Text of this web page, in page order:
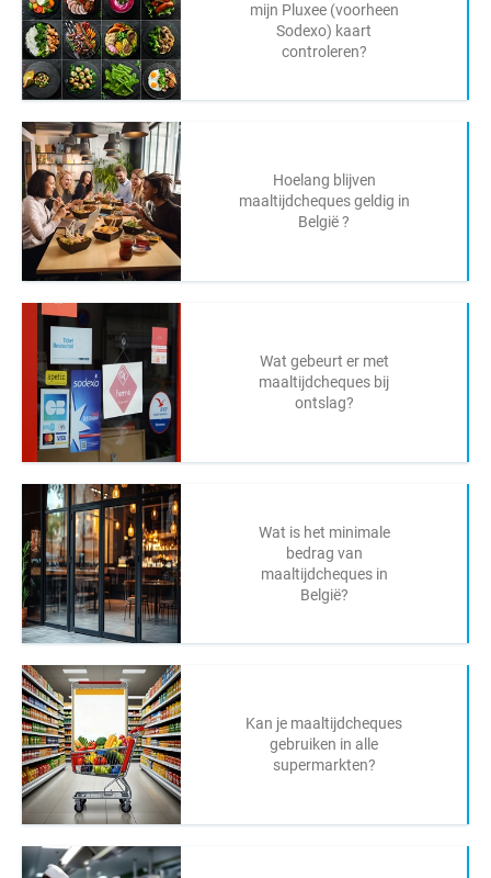
mijn Pluxee (voorheen
Sodexo) kaart
controleren?
Hoelang blijven
maaltijdcheques geldig in
België ?
Wat gebeurt er met
maaltijdcheques bij
ontslag?
Wat is het minimale
bedrag van
maaltijdcheques in
België?
Kan je maaltijdcheques
gebruiken in alle
supermarkten?